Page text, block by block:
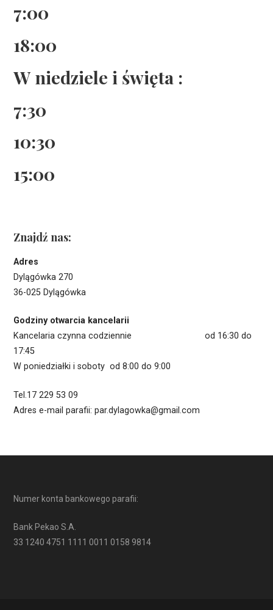
7:00
18:00
W niedziele i święta :
7:30
10:30
15:00
Znajdź nas:
Adres
Dylągówka 270
36-025 Dylągówka
Godziny otwarcia kancelarii
Kancelaria czynna codziennie od 16:30 do
17:45
W poniedziałki i soboty od 8:00 do 9:00
Tel.17 229 53 09
Adres e-mail parafii: par.dylagowka@gmail.com
Numer konta bankowego parafii:
Bank Pekao S.A.
33 1240 4751 1111 0011 0158 9814